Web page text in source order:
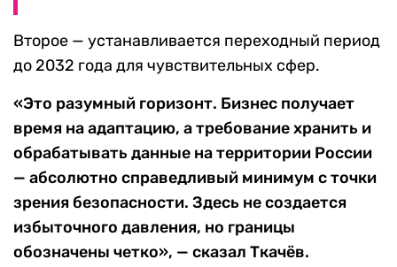
Второе — устанавливается переходный период
до 2032 года для чувствительных сфер.
«Это разумный горизонт. Бизнес получает
время на адаптацию, а требование хранить и
обрабатывать данные на территории России
— абсолютно справедливый минимум с точки
зрения безопасности. Здесь не создается
избыточного давления, но границы
обозначены четко», — сказал Ткачёв.